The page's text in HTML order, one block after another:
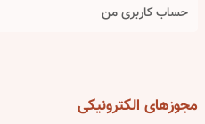
حساب کاربری من
مجوزهای الکترونیکی